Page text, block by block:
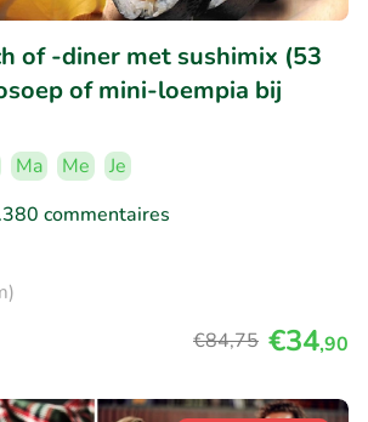
of -diner met sushimix (53
of mini-loempia bij
Ma Me
Je
commentaires
€84,75 €34,90